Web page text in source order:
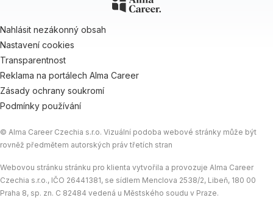
Nahlásit nezákonný obsah
Nastavení cookies
Transparentnost
Reklama na portálech Alma Career
Zásady ochrany soukromí
Podmínky používání
© Alma Career Czechia s.r.o. Vizuální podoba webové stránky může být
rovněž předmětem autorských práv třetích stran
Webovou stránku stránku pro klienta vytvořila a provozuje Alma Career
Czechia s.r.o., IČO 26441381, se sídlem Menclova 2538/2, Libeň, 180 00
Praha 8, sp. zn. C 82484 vedená u Městského soudu v Praze.